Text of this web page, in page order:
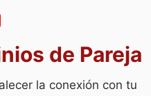
de Pareja
la conexión con tu